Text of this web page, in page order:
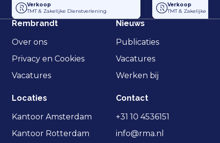
Overname Horti-Text door Agripers
Verkoop
TMT & Zakelijke Dienstverlening
Strategisch
Verkoop
TMT & Zakelijke
Rembrandt
Over ons
Privacy en Cookies
Vacatures
Nieuws
Publicaties
Vacatures
Werken bij
Locaties
Kantoor Amsterdam
Kantoor Rotterdam
Contact
+31 10 4536151
info@rma.nl